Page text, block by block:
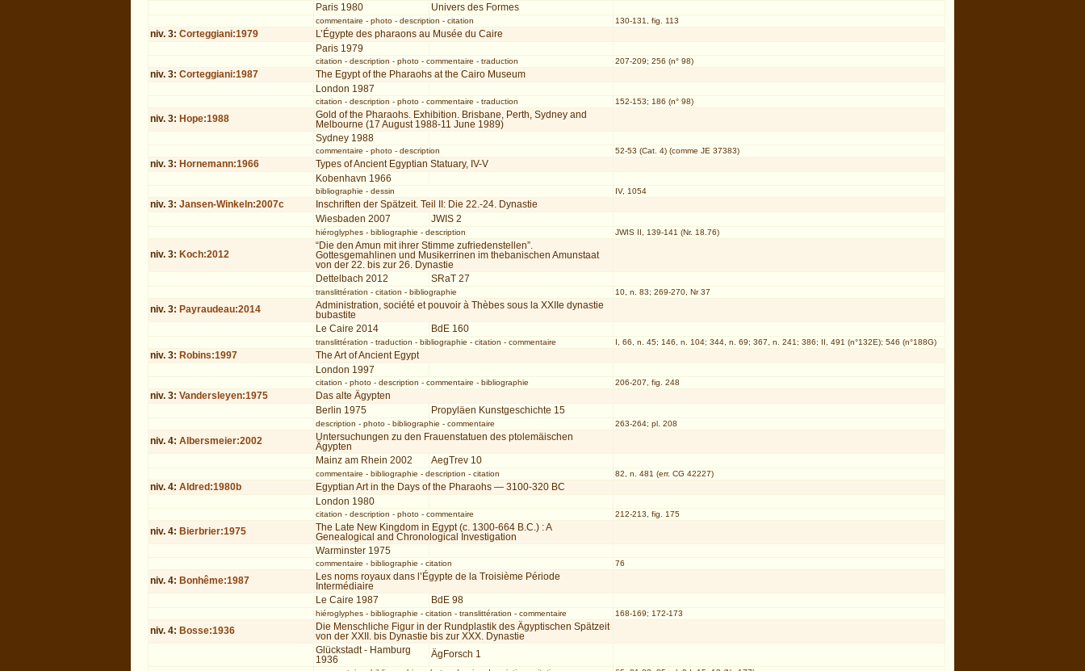
Paris 1980
Univers des Formes
commentaire - photo- description - citation 130-131, fig. 113
niv. 3:Corteggiani:1979
L’Égypte des pharaons au Musée du Caire
Paris 1979
citation - description - photo- commentaire - traduction 207-209; 256 (n° 98)
niv. 3:Corteggiani:1987
The Egypt of the Pharaohs at the Cairo Museum
London 1987
citation - description - photo- commentaire - traduction 152-153; 186 (n° 98)
niv. 3: Hope:1988
Gold of the Pharaohs. Exhibition. Brisbane, Perth, Sydney and
Melbourne (17 August 1988-11 June 1989)
Sydney 1988
commentaire - photo- description 52-53 (Cat. 4) (comme JE 37383)
niv. 3: Hornemann:1966
Types of Ancient Egyptian Statuary, IV-V
Kobenhavn 1966
bibliographie - dessin IV, 1054
niv. 3:Jansen-Winkeln:2007c
Inschriften der Spätzeit. Teil II: Die 22.-24. Dynastie
Wiesbaden 2007
JWIS 2
hiéroglyphes- bibliographie - description JWIS II, 139-141 (Nr. 18.76)
niv. 3: Koch:2012
“Die den Amun mit ihrer Stimme zufriedenstellen”.
Gottesgemahlinen und Musikerrinen im thebanischen Amunstaat
von der 22. bis zur 26. Dynastie
Dettelbach 2012
SRaT 27
translittération - citation - bibliographie 10, n. 83; 269-270, Nr 37
niv. 3: Payraudeau:2014
Administration, société et pouvoir à Thèbes sous la XXIIe dynastie
bubastite
Le Caire 2014
BdE 160
translittération - traduction - bibliographie - citation - commentaire I, 66, n. 45; 146, n. 104; 344, n. 69; 367, n. 241; 386; II, 491 (n°132E); 546 (n°188G)
niv. 3: Robins:1997
The Art of Ancient Egypt
London 1997
citation - photo- description - commentaire - bibliographie 206-207, fig. 248
niv. 3:Vandersleyen:1975
Das alte Ägypten
Berlin 1975
Propyläen Kunstgeschichte 15
description - photo- bibliographie - commentaire 263-264; pl. 208
niv. 4:Albersmeier:2002
Untersuchungen zu den Frauenstatuen des ptolemäischen
Ägypten
Mainz am Rhein 2002
AegTrev 10
commentaire - bibliographie - description - citation 82, n. 481 (err. CG 42227)
niv. 4:Aldred:1980b
Egyptian Art in the Days of the Pharaohs — 3100-320 BC
London 1980
citation - description - photo- commentaire 212-213, fig. 175
niv. 4: Bierbrier:1975
The Late New Kingdom in Egypt (c. 1300-664 B.C.) : A
Genealogical and Chronological Investigation
Warminster 1975
commentaire - bibliographie - citation 76
niv. 4: Bonhême:1987
Les noms royaux dans l’Égypte de la Troisième Période
Intermédiaire
Le Caire 1987
BdE 98
hiéroglyphes- bibliographie - citation - translittération - commentaire 168-169; 172-173
niv. 4: Bosse:1936
Die Menschliche Figur in der Rundplastik des Ägyptischen Spätzeit
von der XXII. bis Dynastie bis zur XXX. Dynastie
Glückstadt - Hamburg
1936
ÄgForsch 1